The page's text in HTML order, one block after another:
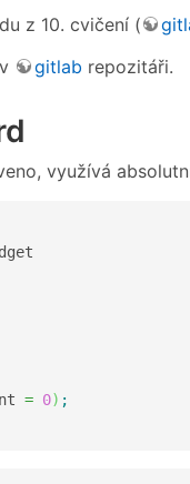
z 10. cvičení (
gitlab repozitáři.
využívá
= 0) ;